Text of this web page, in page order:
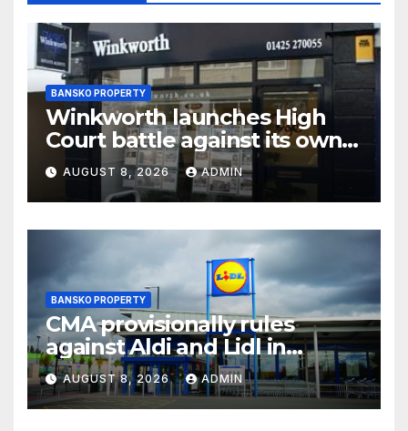
BANSKO PROPERTY
Winkworth launches High
Court battle against its own
chair
AUGUST 8, 2026 ADMIN
BANSKO PROPERTY
CMA provisionally rules
against Aldi and Lidl in
supermarket regulatory
battle
AUGUST 8, 2026 ADMIN